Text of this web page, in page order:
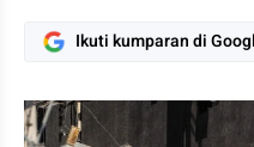
Ikuti kumparan di